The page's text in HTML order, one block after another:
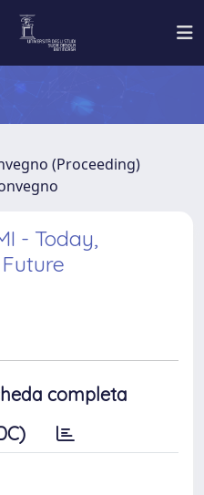
(Proceeding)
- Today,
completa